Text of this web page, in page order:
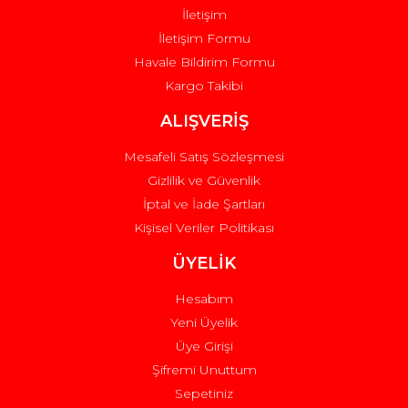
Gönder
İletişim
İletişim Formu
Havale Bildirim Formu
Kargo Takibi
ALIŞVERİŞ
Mesafeli Satış Sözleşmesi
Gizlilik ve Güvenlik
İptal ve İade Şartları
Kişisel Veriler Politikası
ÜYELİK
Hesabım
Yeni Üyelik
Üye Girişi
Şifremi Unuttum
Sepetiniz